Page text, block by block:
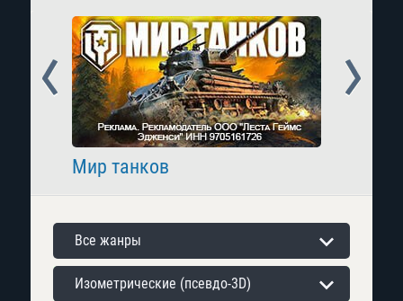
Мир танков
Prev
Все жанры
Изометрические (псевдо-3D)